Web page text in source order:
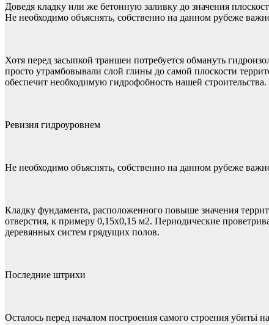
Доведя кладку или же бетонную заливку до значения
Не необходимо объяснять, собственно на данном рубеже
Хотя перед засыпкой траншеи потребуется обмануть
просто утрамбовывали слой глины до самой плоскости
обеспечит необходимую гидрофобность нашей строительства.
Ревизия гидроуровнем
Не необходимо объяснять, собственно на данном рубеже
Кладку фундамента, расположенного повыше значения
отверстия, к примеру 0,15х0,15 м2. Периодические
деревянных систем грядущих полов.
Последние штрихи
Осталось перед началом построения самого строения